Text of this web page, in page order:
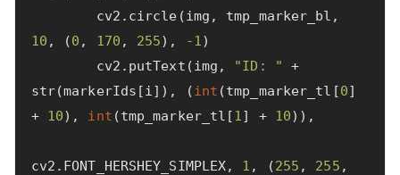
cv2 . circle (img , tmp_marker_bl ,
10 , (0 , 170 , 255), -1)
cv2 . putText (img , "ID: "
+
str(markerIds [i]), (int (tmp_marker_tl [0]
+ 10), int (tmp_marker_tl [1] + 10)),
cv2 . FONT_HERSHEY_SIMPLEX, 1 , (255 , 255 ,